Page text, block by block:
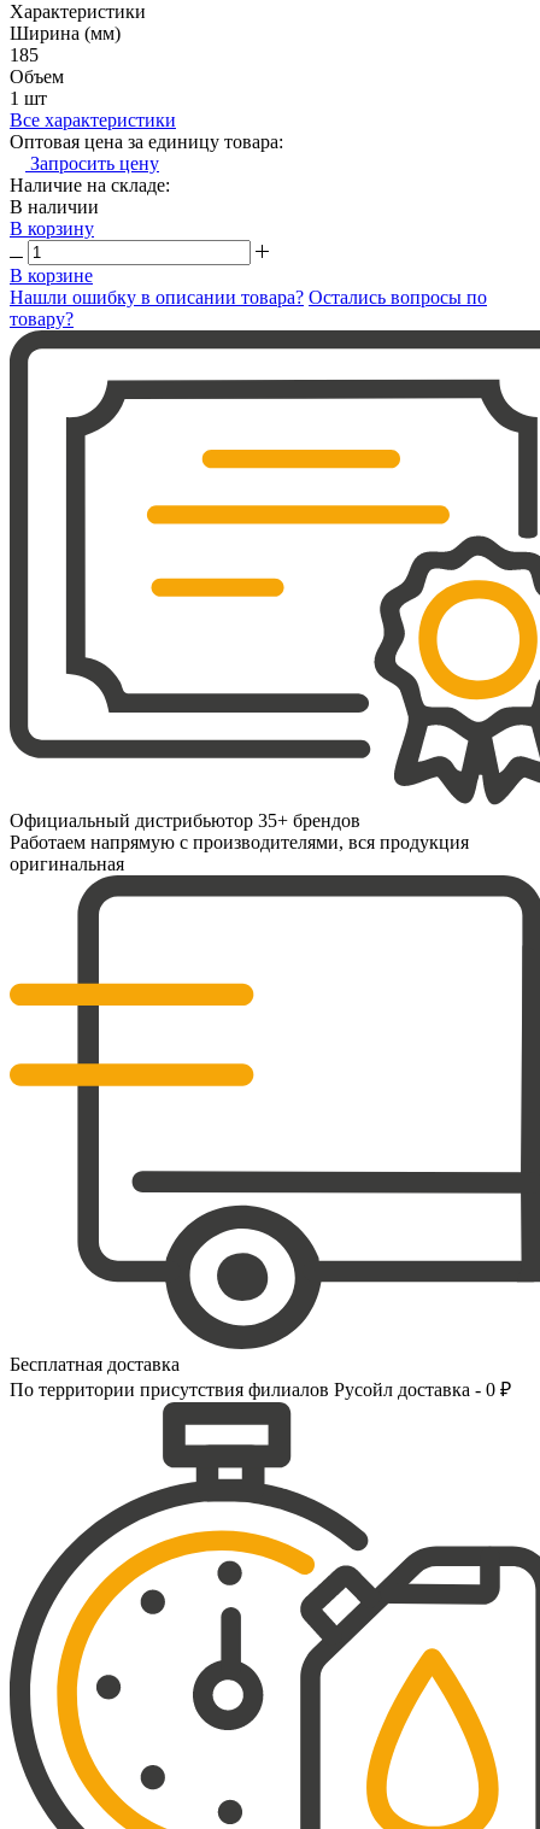
Характеристики
Ширина (мм)
185
Объем
1 шт
Все характеристики
Оптовая цена за единицу товара:
Запросить цену
Наличие на складе:
В наличии
В корзину
В корзине
Нашли ошибку в описании товара? Остались вопросы по
товару?
Официальный дистрибьютор 35+ брендов
Работаем напрямую с производителями, вся продукция
оригинальная
Бесплатная доставка
По территории присутствия филиалов Русойл доставка - 0 ₽